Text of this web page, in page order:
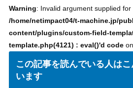
Warning: Invalid argument supplied
/home/netimpact04/t-machine.jp/
content/plugins/custom-field-
template.php(4121) : eval()'d code
この記事を読んでいる人は
います